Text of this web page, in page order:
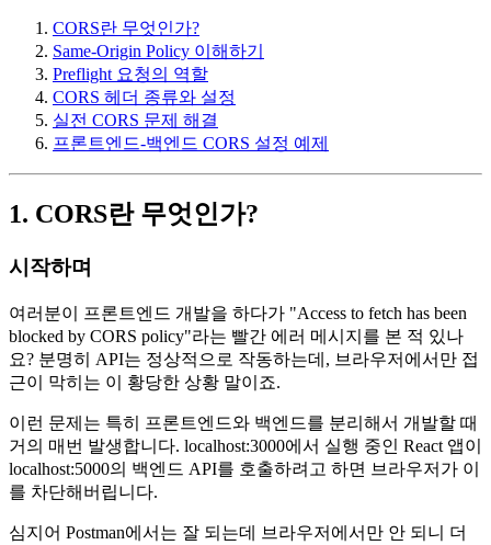
CORS란 무엇인가?
Same-Origin Policy 이해하기
Preflight 요청의 역할
CORS 헤더 종류와 설정
실전 CORS 문제 해결
프론트엔드-백엔드 CORS 설정 예제
1. CORS란 무엇인가?
시작하며
여러분이 프론트엔드 개발을 하다가 "Access to fetch has been
blocked by CORS policy"라는 빨간 에러 메시지를 본 적 있나
요? 분명히 API는 정상적으로 작동하는데, 브라우저에서만 접
근이 막히는 이 황당한 상황 말이죠.
이런 문제는 특히 프론트엔드와 백엔드를 분리해서 개발할 때
거의 매번 발생합니다. localhost:3000에서 실행 중인 React 앱이
localhost:5000의 백엔드 API를 호출하려고 하면 브라우저가 이
를 차단해버립니다.
심지어 Postman에서는 잘 되는데 브라우저에서만 안 되니 더